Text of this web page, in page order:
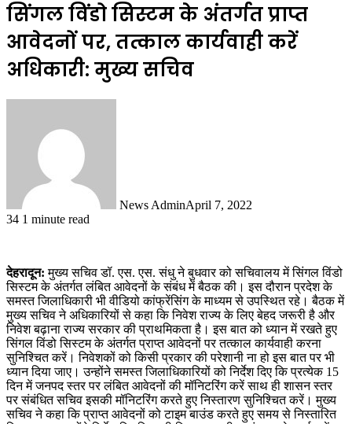
सिंगल विंडो सिस्टम के अंतर्गत प्राप्त
आवेदनों पर, तत्काल कार्यवाही करें
अधिकारी: मुख्य सचिव
News AdminApril 7, 2022
34 1 minute read
देहरादून: मुख्य सचिव डॉ. एस. एस. संधु ने बुधवार को सचिवालय में सिंगल विंडो
सिस्टम के अंतर्गत लंबित आवेदनों के संबंध में बैठक की। इस दौरान प्रदेश के
समस्त जिलाधिकारी भी वीडियो कांफ्रेंसिंग के माध्यम से उपस्थित रहे। बैठक में
मुख्य सचिव ने अधिकारियों से कहा कि निवेश राज्य के लिए बेहद जरूरी है और
निवेश बढ़ाना राज्य सरकार की प्राथमिकता है। इस बात को ध्यान में रखते हुए
सिंगल विंडो सिस्टम के अंतर्गत प्राप्त आवेदनों पर तत्काल कार्यवाही करना
सुनिश्चित करें। निवेशकों को किसी प्रकार की परेशानी ना हो इस बात पर भी
ध्यान दिया जाए। उन्होंने समस्त जिलाधिकारियों को निर्देश दिए कि प्रत्येक 15
दिन में जनपद स्तर पर लंबित आवेदनों की मॉनिटरिंग करें साथ ही शासन स्तर
पर संबंधित सचिव इसकी मॉनिटरिंग करते हुए निस्तारण सुनिश्चित करें। मुख्य
सचिव ने कहा कि प्राप्त आवेदनों को टाइम बाउंड करते हुए समय से निस्तारित